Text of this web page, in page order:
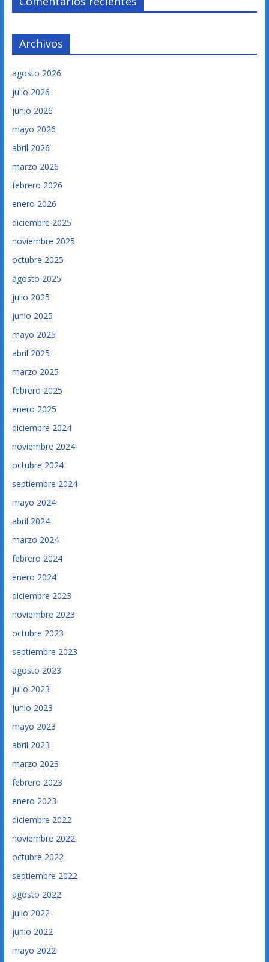
Archivos
agosto 2026
julio 2026
junio 2026
mayo 2026
abril 2026
marzo 2026
febrero 2026
enero 2026
diciembre 2025
noviembre 2025
octubre 2025
agosto 2025
julio 2025
junio 2025
mayo 2025
abril 2025
marzo 2025
febrero 2025
enero 2025
diciembre 2024
noviembre 2024
octubre 2024
septiembre 2024
mayo 2024
abril 2024
marzo 2024
febrero 2024
enero 2024
diciembre 2023
noviembre 2023
octubre 2023
septiembre 2023
agosto 2023
julio 2023
junio 2023
mayo 2023
abril 2023
marzo 2023
febrero 2023
enero 2023
diciembre 2022
noviembre 2022
octubre 2022
septiembre 2022
agosto 2022
julio 2022
junio 2022
mayo 2022